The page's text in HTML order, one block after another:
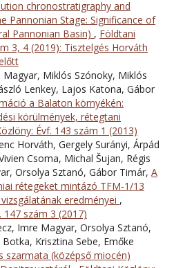
chronostratigraphy and
Pannonian Stage: Significance of
Pannonian Basin) , Földtani
3, 4 (2019): Tisztelgés Horváth
Miklós Szónoky, Miklós
Lenkey, Lajos Katona, Gábor
a Balaton környékén:
körülmények, rétegtani
Évf. 143 szám 1 (2013)
Horváth, Gergely Surányi, Árpád
Csoma, Michal Šujan, Régis
Orsolya Sztanó, Gábor Timár, A
rétegeket mintázó TFM-1/13
eredményei ,
147 szám 3 (2017)
Imre Magyar, Orsolya Sztanó,
Krisztina Sebe, Emőke
szarmata (középső miocén)